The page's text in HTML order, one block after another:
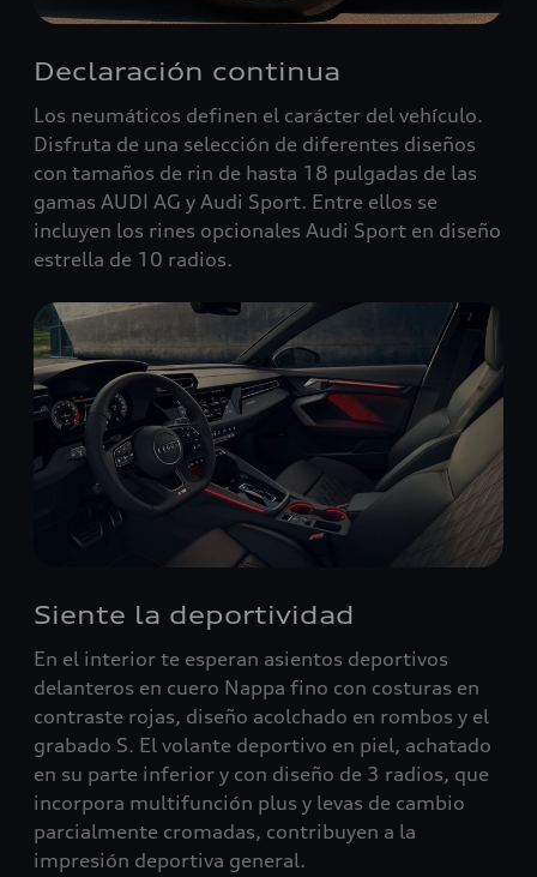
Declaración continua
Los neumáticos definen el carácter del vehículo.
Disfruta de una selección de diferentes diseños
con tamaños de rin de hasta 18 pulgadas de las
gamas AUDI AG y Audi Sport. Entre ellos se
incluyen los rines opcionales Audi Sport en diseño
estrella de 10 radios.
Siente la deportividad
En el interior te esperan asientos deportivos
delanteros en cuero Nappa fino con costuras en
contraste rojas, diseño acolchado en rombos y el
grabado S. El volante deportivo en piel, achatado
en su parte inferior y con diseño de 3 radios, que
incorpora multifunción plus y levas de cambio
parcialmente cromadas, contribuyen a la
impresión deportiva general.